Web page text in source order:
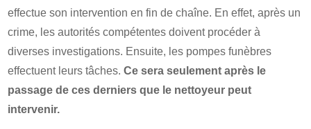
effectue son intervention en fin de chaîne. En effet, après un
crime, les autorités compétentes doivent procéder à
diverses investigations. Ensuite, les pompes funèbres
effectuent leurs tâches.Ce sera seulement après le
passage de ces derniers que le nettoyeur peut
intervenir.